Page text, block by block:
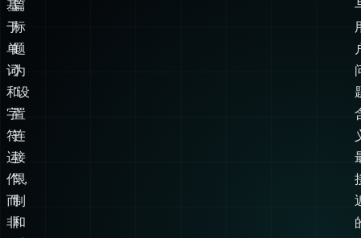
可
以
匹
配
一
篇
标
题
为
“设
置
做
到
这
些。
它
基
于
单
词
和
字